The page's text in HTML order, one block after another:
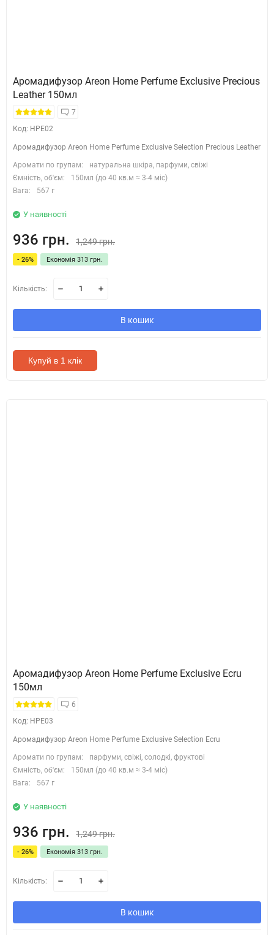
Аромадифузор Areon Home Perfume Exclusive Precious
Leather 150мл
7
Код: HPE02
Аромадифузор Areon Home Perfume Exclusive Selection Precious Leather
Аромати по групам:
натуральна шкіра, парфуми, свіжі
Ємність, об'єм:
150мл (до 40 кв.м ≈ 3-4 міс)
Вага:
567 г
У наявності
936 грн. 1,249 грн.
- 26% Економія 313 грн.
Кількість:
В кошик
Купуй в 1 клік
Аромадифузор Areon Home Perfume Exclusive Ecru
150мл
6
Код: HPE03
Аромадифузор Areon Home Perfume Exclusive Selection Ecru
Аромати по групам:
парфуми, свіжі, солодкі, фруктові
Ємність, об'єм:
150мл (до 40 кв.м ≈ 3-4 міс)
Вага:
567 г
У наявності
936 грн. 1,249 грн.
- 26% Економія 313 грн.
Кількість:
В кошик